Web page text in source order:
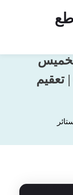
مشيط | 0557997714 | تعقيم